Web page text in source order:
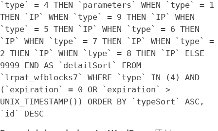
`type` = 4 THEN `parameters` WHEN `type` = 1
THEN `IP` WHEN `type` = 9 THEN `IP` WHEN
`type` = 5 THEN `IP` WHEN `type` = 6 THEN
`IP` WHEN `type` = 7 THEN `IP` WHEN `type` =
2 THEN `IP` WHEN `type` = 8 THEN `IP` ELSE
9999 END AS `detailSort` FROM
`lrpat_wfblocks7` WHERE `type` IN (4) AND
(`expiration` = 0 OR `expiration` >
UNIX_TIMESTAMP()) ORDER BY `typeSort` ASC,
`id` DESC